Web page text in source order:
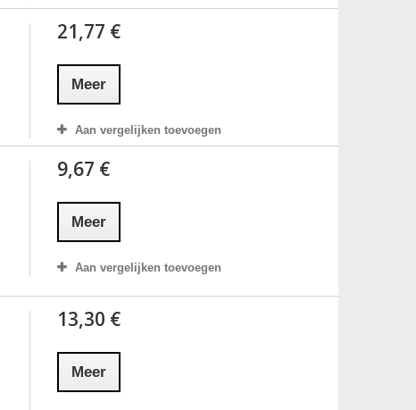
21,77 €
Meer
Aan vergelijken toevoegen
9,67 €
Meer
Aan vergelijken toevoegen
13,30 €
Meer